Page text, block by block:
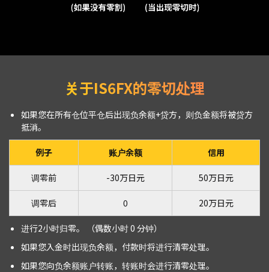
关于IS6FX的零切处理
如果您在所有仓位平仓后出现负余额+贷方，则负金额将被贷方
抵消。
例子 账户余额 信用
调零前 -30万日元 50万日元
调零后 0 20万日元
进行2小时归零。 （偶数小时 0 分钟）
如果您入金时出现负余额，付款时将进行清零处理。
如果您向负余额账户转账，转账时会进行清零处理。